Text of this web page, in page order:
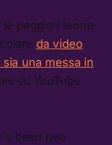
peggiori teorie
da video
una messa in
su YouTube.
been two